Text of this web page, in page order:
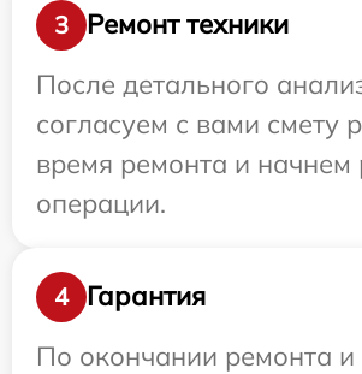
3
Ремонт техники
После детального
согласуем с вами смету
время ремонта и начнем
операции.
4
Гарантия
По окончании ремонта